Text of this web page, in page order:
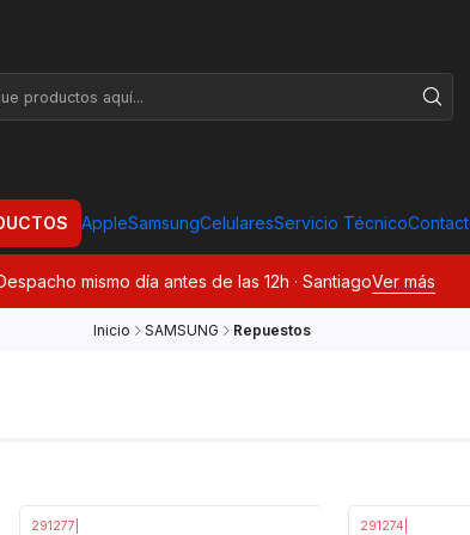
AppleSamsungCelularesServicio Técnico
mismo día antes de las 12h · SantiagoVer más
Inicio SAMSUNG Repuestos
291277 291274